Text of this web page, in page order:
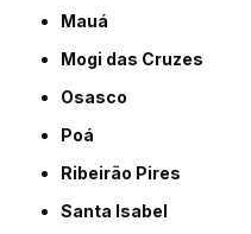
Mauá
Mogi das Cruzes
Osasco
Poá
Ribeirão Pires
Santa Isabel